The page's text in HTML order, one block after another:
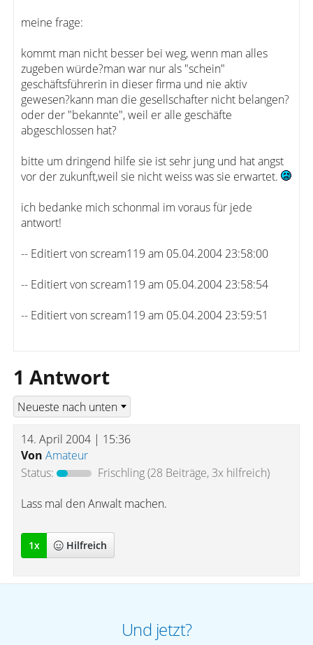
meine frage:
kommt man nicht besser bei weg, wenn man alles
zugeben würde?man war nur als "schein"
geschäftsführerin in dieser firma und nie aktiv
gewesen?kann man die gesellschafter nicht belangen?
oder der "bekannte", weil er alle geschäfte
abgeschlossen hat?
bitte um dringend hilfe sie ist sehr jung und hat angst
vor der zukunft,weil sie nicht weiss was sie erwartet.
ich bedanke mich schonmal im voraus für jede
antwort!
-- Editiert von scream119 am 05.04.2004 23:58:00
-- Editiert von scream119 am 05.04.2004 23:58:54
-- Editiert von scream119 am 05.04.2004 23:59:51
1 Antwort
14. April 2004 | 15:36
Von Amateur
Status:
Frischling(28 Beiträge, 3x hilfreich)
Lass mal den Anwalt machen.
1x Hilfreich
Und jetzt?